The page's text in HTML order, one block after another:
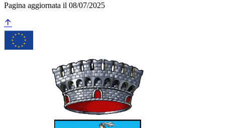
Pagina aggiornata il 08/07/2025